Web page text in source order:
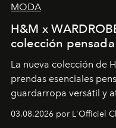
MODA
H&M x
colección
La nueva colección de
prendas esenciales
guardarropa versátil y
la asesora creativa y
03.08.2026 por L'Officiel